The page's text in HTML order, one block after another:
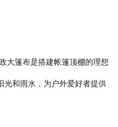
大篷布是搭建帐篷顶棚的理想
光和雨水，为户外爱好者提供